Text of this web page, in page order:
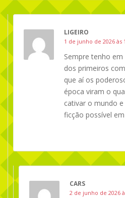
LIGEIRO
1 de junho de 2026 às
Sempre tenho
dos primeiros
que aí os
época viram o
cativar o mundo
ficção possível
CARS
2 de junho de 2026